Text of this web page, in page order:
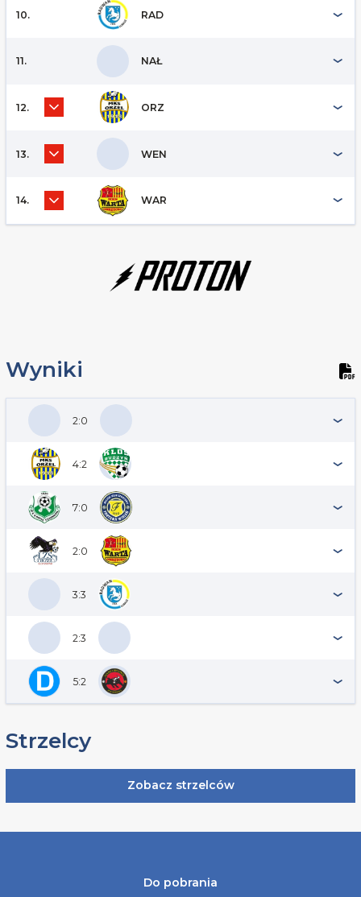
10. RAD
11. NAŁ
12. ORZ
13. WEN
14. WAR
Wyniki
2:0
4:2
7:0
2:0
3:3
2:3
5:2
Strzelcy
Zobacz strzelców
Do pobrania